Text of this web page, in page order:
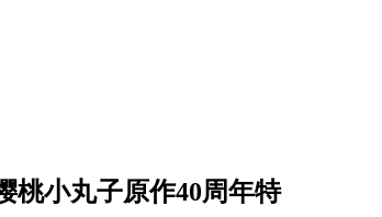
桃小丸子原作40周年特